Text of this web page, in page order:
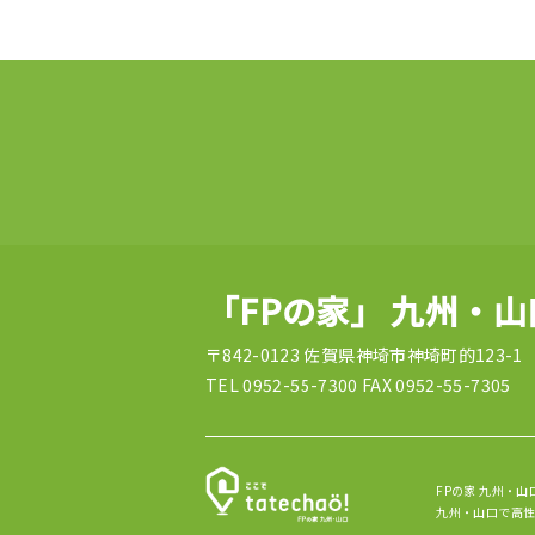
「FPの家」 九州・
〒842-0123 佐賀県神埼市神埼町的123-1
TEL 0952-55-7300 FAX 0952-55-7305
FPの家 九州・山
九州・山口で高